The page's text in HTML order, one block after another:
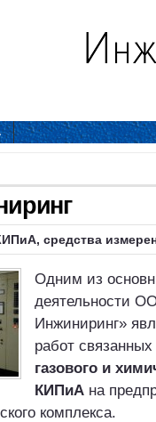
средства
Одним из
деятельности
Инжиниринг»
работ
газового и
КИПиА на
комплекса.